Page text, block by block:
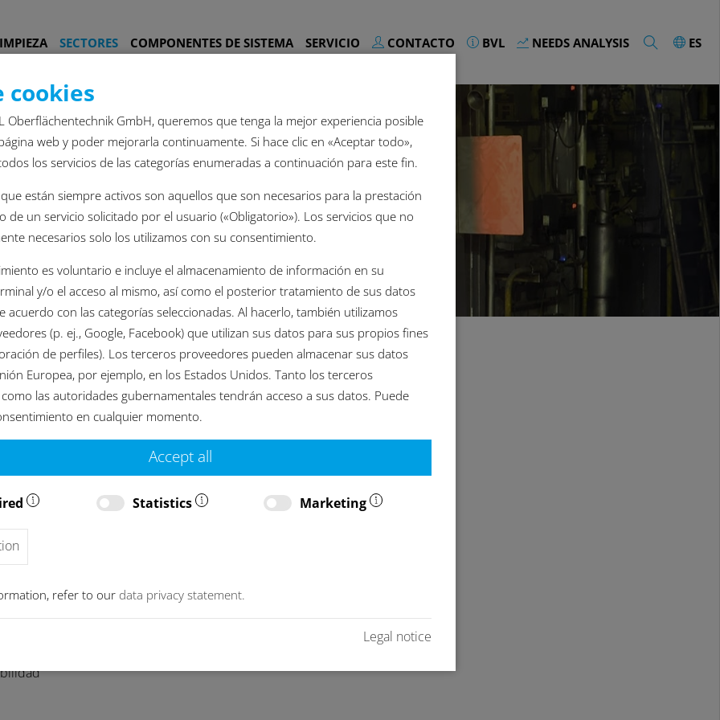
SECTORES COMPONENTES DE SISTEMA SERVICIO CONTACTO BVL NEEDS ANALYSIS ES
integrado
requisitos de limpieza, el tamaño y la
equipo de limpieza puede utilizarse antes y
los sistemas de filtrado y tratamiento
cookies
Oberflächentechnik GmbH, queremos que tenga la mejor experiencia posible
web y poder mejorarla continuamente. Si hace clic en «Aceptar todo»,
los servicios de las categorías enumeradas a continuación para este fin.
están siempre activos son aquellos que son necesarios para la prestación
de un servicio solicitado por el usuario («Obligatorio»). Los servicios que no
necesarios solo los utilizamos con su consentimiento.
es voluntario e incluye el almacenamiento de información en su
y/o el acceso al mismo, así como el posterior tratamiento de sus datos
acuerdo con las categorías seleccionadas. Al hacerlo, también utilizamos
(p. ej., Google, Facebook) que utilizan sus datos para sus propios fines
de perfiles). Los terceros proveedores pueden almacenar sus datos
Europea, por ejemplo, en los Estados Unidos. Tanto los terceros
las autoridades gubernamentales tendrán acceso a sus datos. Puede
en cualquier momento.
Accept all
Statistics Marketing
refer to our data privacy statement.
Legal notice